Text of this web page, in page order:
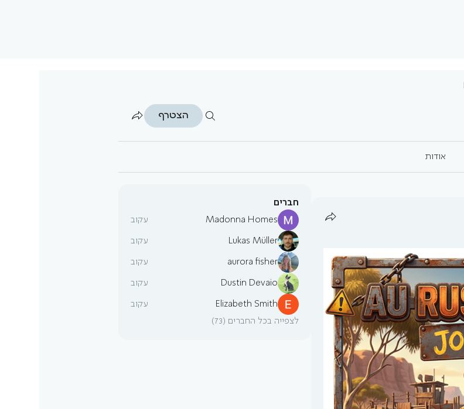
הצטרף
אודות
חברים
Madonna Homes
עקוב
Lukas Müller עקוב
aurora fisher עקוב
Dustin Devaio עקוב
Elizabeth Smith
עקוב
לצפייה בכל החברים (73)